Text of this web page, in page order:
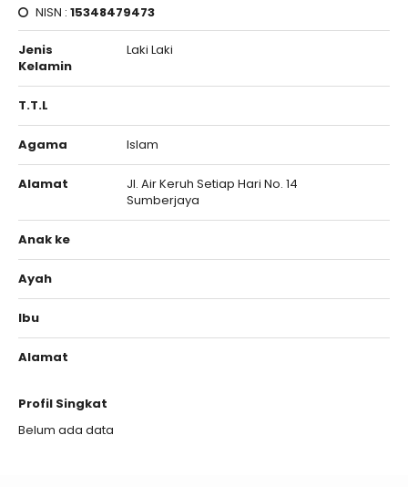
NISN : 15348479473
Jenis
Kelamin
Laki Laki
T.T.L
Agama Islam
Alamat
Jl. Air Keruh Setiap Hari No. 14
Sumberjaya
Anak ke
Ayah
Ibu
Alamat
Profil Singkat
Belum ada data